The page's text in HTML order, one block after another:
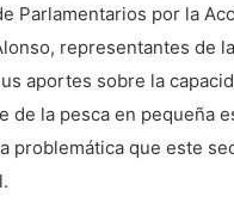
Parlamentarios por la
representantes de
aportes sobre la
de la pesca en pequeña
problemática que este